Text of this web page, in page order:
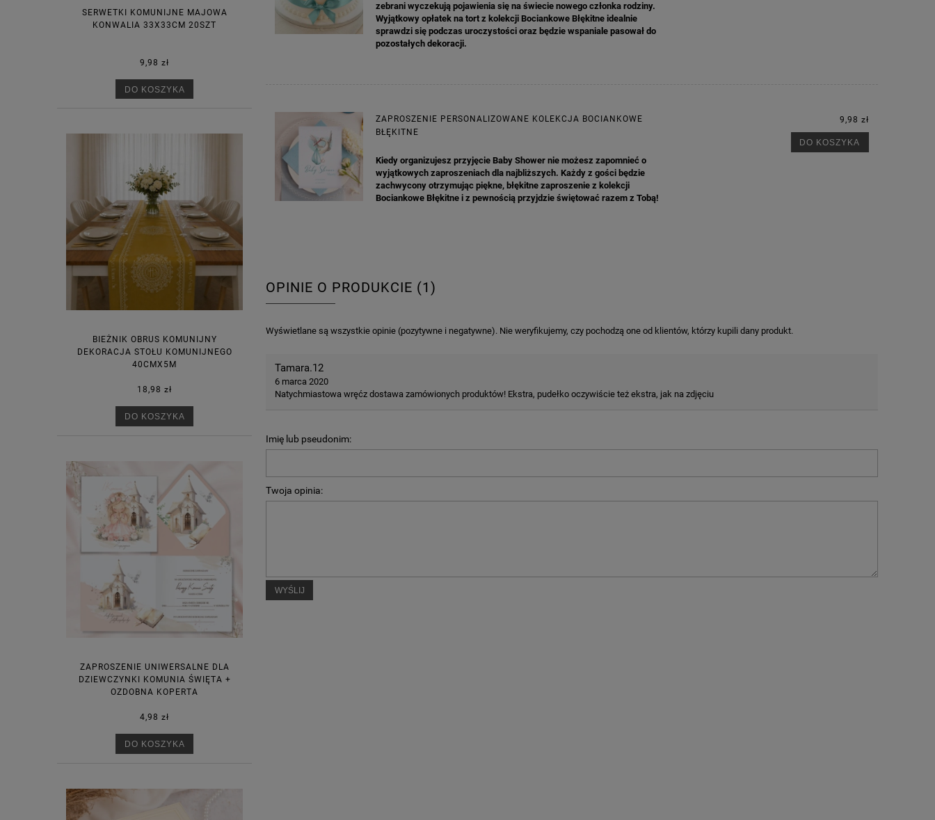
SERWETKI KOMUNIJNE MAJOWA
KONWALIA 33X33CM 20SZT
9,98 zł
DO KOSZYKA
BIEŻNIK OBRUS KOMUNIJNY
DEKORACJA STOŁU KOMUNIJNEGO
40CMX5M
18,98 zł
DO KOSZYKA
ZAPROSZENIE UNIWERSALNE DLA
DZIEWCZYNKI KOMUNIA ŚWIĘTA +
OZDOBNA KOPERTA
4,98 zł
DO KOSZYKA
zebrani wyczekują pojawienia się na świecie nowego członka rodziny.
Wyjątkowy opłatek na tort z kolekcji Bociankowe Błękitne idealnie
sprawdzi się podczas uroczystości oraz będzie wspaniale pasował do
pozostałych dekoracji.
ZAPROSZENIE PERSONALIZOWANE KOLEKCJA BOCIANKOWE
BŁĘKITNE
Kiedy organizujesz przyjęcie Baby Shower nie możesz zapomnieć o
wyjątkowych zaproszeniach dla najbliższych. Każdy z gości będzie
zachwycony otrzymując piękne, błękitne zaproszenie z kolekcji
Bociankowe Błękitne i z pewnością przyjdzie świętować razem z Tobą!
9,98 zł
DO KOSZYKA
OPINIE O PRODUKCIE (1)
Wyświetlane są wszystkie opinie (pozytywne i negatywne). Nie weryfikujemy, czy pochodzą one od klientów, którzy kupili dany produkt.
Tamara.12
6 marca 2020
Natychmiastowa wręćz dostawa zamówionych produktów! Ekstra, pudełko oczywiście też ekstra, jak na zdjęciu
Imię lub pseudonim:
Twoja opinia:
WYŚLIJ